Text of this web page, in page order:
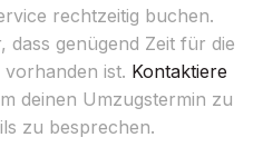
rechtzeitig buchen.
dass genügend Zeit für die
ist. Kontaktiere
deinen Umzugstermin zu
zu besprechen.